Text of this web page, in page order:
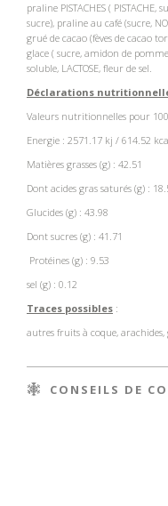
praline PISTACHES ( PISTACHE,
sucre), praline au café (sucre,
grué de cacao (fèves de cacao
glace ( sucre, amidon de
soluble, LACTOSE, fleur de sel.
Déclarations
Valeurs nutritionnelles pour
Energie : 2571.17 kj / 614.52
Matières grasses (g) : 42.51
Dont acides gras saturés (g) :
Glucides (g) : 43.98
Dont sucres (g) : 41.71
Protéines (g) : 9.53
sel (g) : 0.12
Traces possibles :
autres fruits à coque, arachides,
CONSEILS DE